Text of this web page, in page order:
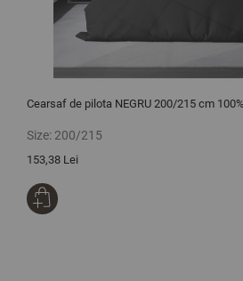
Cearsaf de pilota NEGRU 200/215 cm
Size: 200/215
153,38 Lei